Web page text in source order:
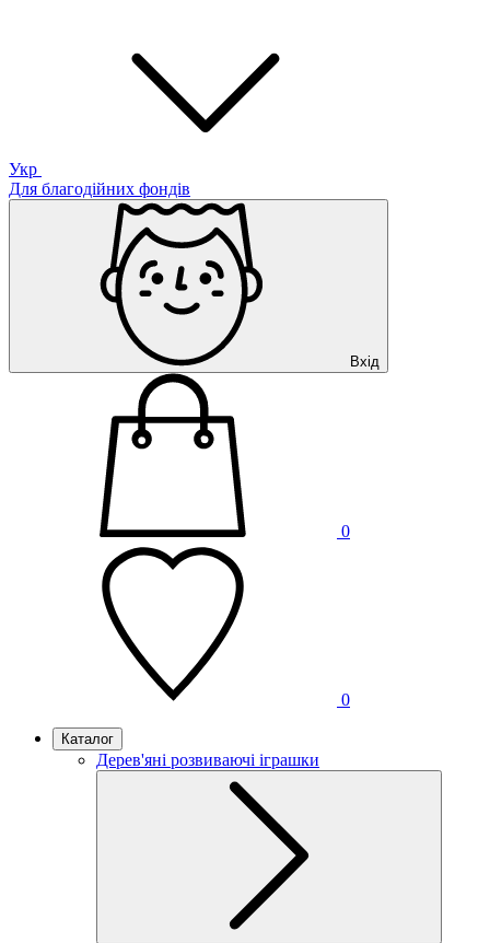
Укр
Для благодійних фондів
Вхід
0
0
Каталог
Дерев'яні розвиваючі іграшки